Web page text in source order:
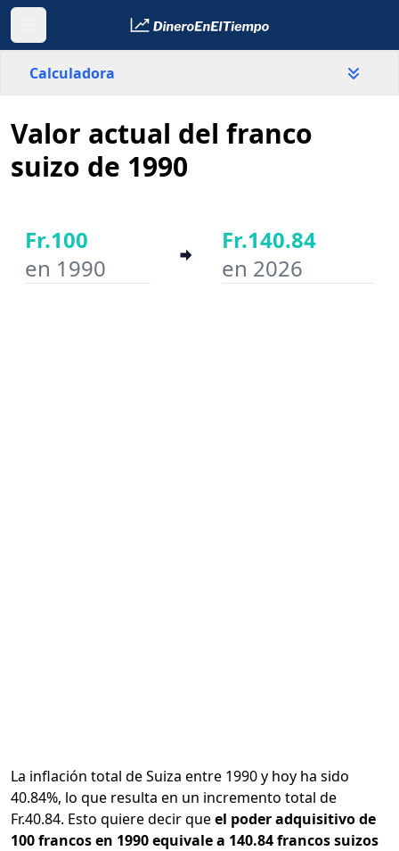
Calculadora
Suiza
País
Año inicial
Valor actual del franco
suizo de 1990
Fr.100
en 1990
Fr.140.84
en 2026
La inflación total de Suiza entre 1990 y hoy ha sido
40.84%, lo que resulta en un incremento total de
Fr.40.84. Esto quiere decir queel poder adquisitivo de
100 francos en 1990 equivale a 140.84 francos suizos